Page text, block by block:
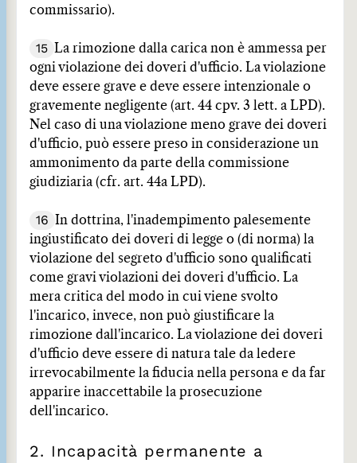
commissario).
15
La rimozione dalla carica non è ammessa per
ogni violazione dei doveri d'ufficio. La violazione
deve essere grave e deve essere intenzionale o
gravemente negligente (art. 44 cpv. 3 lett. a LPD).
Nel caso di una violazione meno grave dei doveri
d'ufficio, può essere preso in considerazione un
ammonimento da parte della commissione
giudiziaria (cfr. art. 44a LPD).
16
In dottrina, l'inadempimento palesemente
ingiustificato dei doveri di legge o (di norma) la
violazione del segreto d'ufficio sono qualificati
come gravi violazioni dei doveri d'ufficio. La
mera critica del modo in cui viene svolto
l'incarico, invece, non può giustificare la
rimozione dall'incarico. La violazione dei doveri
d'ufficio deve essere di natura tale da ledere
irrevocabilmente la fiducia nella persona e da far
apparire inaccettabile la prosecuzione
dell'incarico.
2. Incapacità permanente a